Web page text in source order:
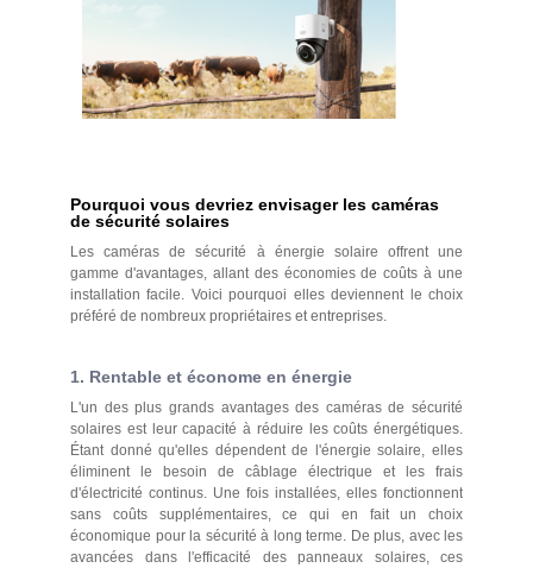
Pourquoi vous devriez envisager les caméras
de sécurité solaires
Les caméras de sécurité à énergie solaire offrent une
gamme d'avantages, allant des économies de coûts à une
installation facile. Voici pourquoi elles deviennent le choix
préféré de nombreux propriétaires et entreprises.
1. Rentable et économe en énergie
L'un des plus grands avantages des caméras de sécurité
solaires est leur capacité à réduire les coûts énergétiques.
Étant donné qu'elles dépendent de l'énergie solaire, elles
éliminent le besoin de câblage électrique et les frais
d'électricité continus. Une fois installées, elles fonctionnent
sans coûts supplémentaires, ce qui en fait un choix
économique pour la sécurité à long terme. De plus, avec les
avancées dans l'efficacité des panneaux solaires, ces